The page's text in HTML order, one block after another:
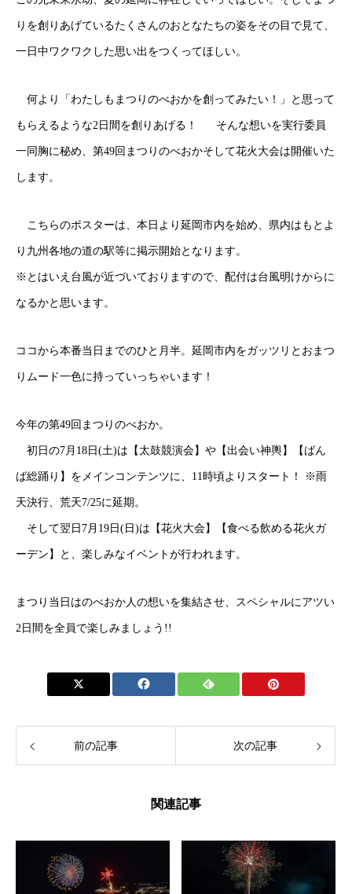
りを創りあげているたくさんのおとなたちの姿をその目で見て、
一日中ワクワクした思い出をつくってほしい。
何より「わたしもまつりのべおかを創ってみたい！」と思って
もらえるような2日間を創りあげる！ そんな想いを実行委員
一同胸に秘め、第49回まつりのべおかそして花火大会は開催いた
します。
⁣こちらのポスターは、本日より延岡市内を始め、県内はもとよ
り九州各地の道の駅等に掲示開始となります。
⁣※とはいえ台風が近づいておりますので、配付は台風明けからに
なるかと思います。
ココから本番当日までのひと月半。延岡市内をガッツリとおまつ
りムード一色に持っていっちゃいます！⁣
⁣今年の第49回まつりのべおか。⁣
⁣ 初日の7月18日(土)は【太鼓競演会】や【出会い神輿】【ばん
ば総踊り】をメインコンテンツに、11時頃よりスタート！ ※雨
天決行、荒天7/25に延期。⁣ ⁣
⁣ そして翌日7月19日(日)は【花火大会】【食べる飲める花火ガ
ーデン】と、楽しみなイベントが行われます。
まつり当日はのべおか人の想いを集結させ、スペシャルにアツい
2日間を全員で楽しみましょう!!⁣
前の記事 次の記事
関連記事